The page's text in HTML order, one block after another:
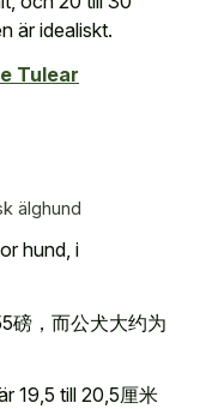
är idealiskt.
Tulear
älghund
hund, i
磅，而公犬大约为
19,5 till 20,5厘米